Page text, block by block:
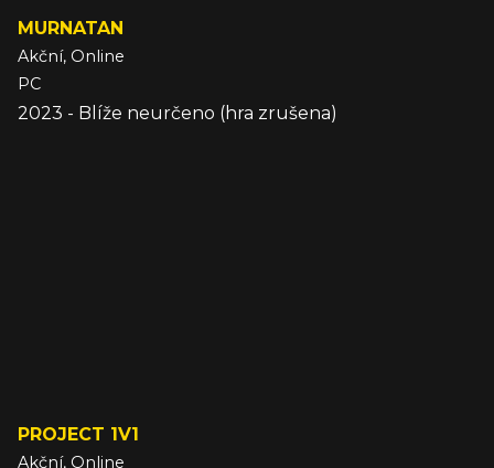
MURNATAN
Akční, Online
PC
2023 - Blíže neurčeno (hra zrušena)
PROJECT 1V1
Akční, Online